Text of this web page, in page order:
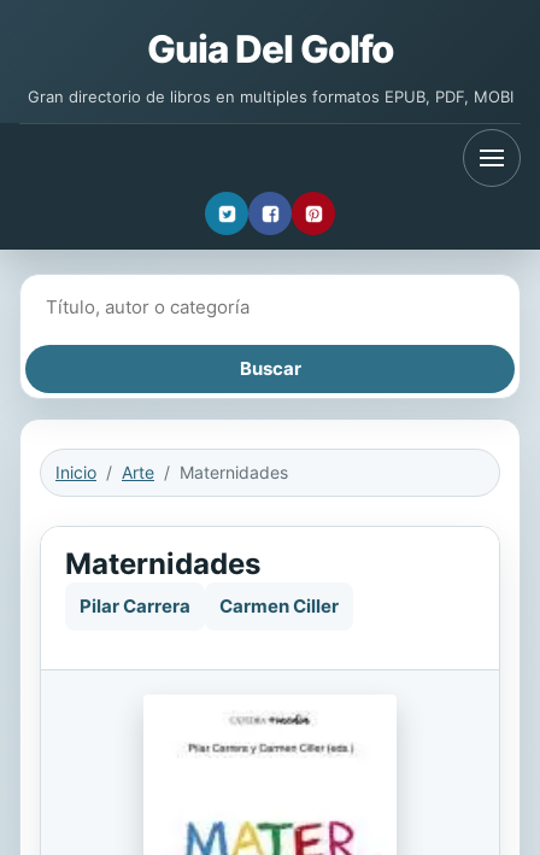
Guia Del Golfo
Gran directorio de libros en multiples formatos EPUB, PDF, MOBI
Inicio Arte Maternidades
Maternidades
Pilar Carrera Carmen Ciller